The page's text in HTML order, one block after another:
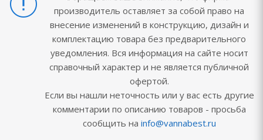
производитель оставляет за собой право на
внесение изменений в конструкцию, дизайн и
комплектацию товара без предварительного
уведомления. Вся информация на сайте носит
справочный характер и не является публичной
офертой.
Если вы нашли неточность или у вас есть другие
комментарии по описанию товаров - просьба
сообщить на info@vannabest.ru